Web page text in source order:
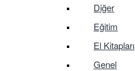
Diğer
Eğitim
El Kitapları
Genel